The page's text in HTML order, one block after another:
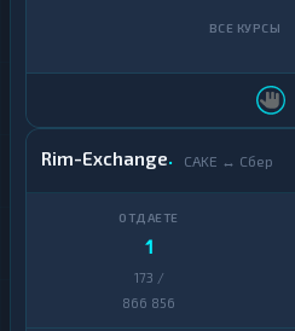
Rim-Exchange CAKE ↔ Сбер
1
173 /
866 856